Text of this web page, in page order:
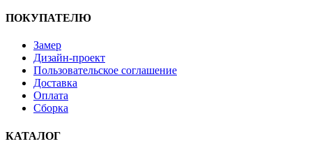
ПОКУПАТЕЛЮ
Замер
Дизайн-проект
Пользовательское соглашение
Доставка
Оплата
Сборка
КАТАЛОГ